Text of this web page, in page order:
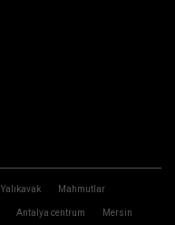
Yalıkavak Mahmutlar
Antalya centrum Mersin